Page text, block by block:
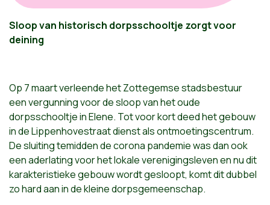
Sloop van historisch dorpsschooltje zorgt voor
deining
Op 7 maart verleende het Zottegemse stadsbestuur
een vergunning voor de sloop van het oude
dorpsschooltje in Elene. Tot voor kort deed het gebouw
in de Lippenhovestraat dienst als ontmoetingscentrum.
De sluiting temidden de corona pandemie was dan ook
een aderlating voor het lokale verenigingsleven en nu dit
karakteristieke gebouw wordt gesloopt, komt dit dubbel
zo hard aan in de kleine dorpsgemeenschap.